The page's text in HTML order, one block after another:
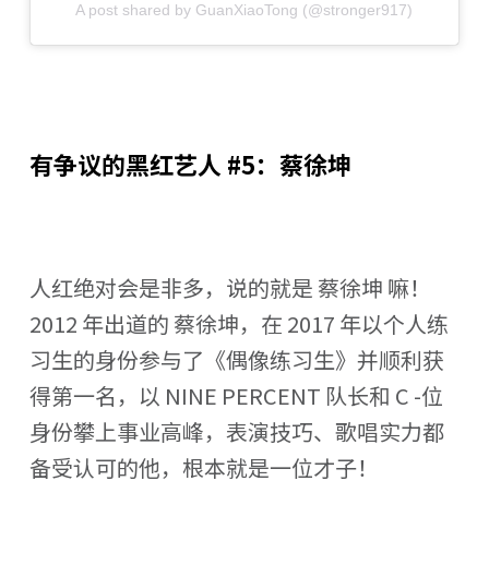
A post shared by GuanXiaoTong (@stronger917)
有争议的黑红艺人 #5：蔡徐坤
人红绝对会是非多，说的就是 蔡徐坤 嘛！
2012 年出道的 蔡徐坤，在 2017 年以个人练
习生的身份参与了《偶像练习生》并顺利获
得第一名，以 NINE PERCENT 队长和 C -位
身份攀上事业高峰，表演技巧、歌唱实力都
备受认可的他，根本就是一位才子！